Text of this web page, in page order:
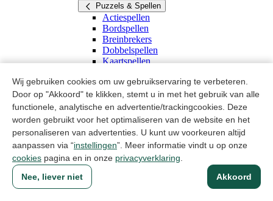
Wij gebruiken cookies om uw gebruikservaring te verbeteren.
Door op "Akkoord" te klikken, stemt u in met het gebruik van alle
functionele, analytische en advertentie/trackingcookies. Deze
worden gebruikt voor het optimaliseren van de website en het
personaliseren van advertenties. U kunt uw voorkeuren altijd
aanpassen via “instellingen”. Meer informatie vindt u op onze
cookies pagina en in onze privacyverklaring
Akkoord
Nee, liever niet
Puzzels & Spellen
Actiespellen
Bordspellen
Breinbrekers
Dobbelspellen
Kaartspellen
Kinderspellen
Partyspellen
Puzzels
Reisspellen
Scoreblokken & Accesoires
Puzzels & Spellen
Rollenspel
Rollenspel